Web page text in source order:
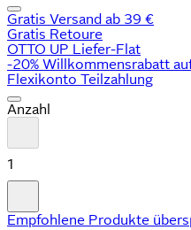
Gratis Versand ab 39 €
Gratis Retoure
OTTO UP Liefer-Flat
-20% Willkommensrabatt
Flexikonto Teilzahlung
Anzahl
1
Empfohlene Produkte